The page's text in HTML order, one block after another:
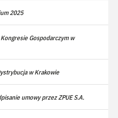
2025
Gospodarczym w
w Krakowie
umowy przez ZPUE S.A.